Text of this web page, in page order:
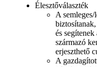
Élesztőválaszték
A
és
származó
erjeszthető
A